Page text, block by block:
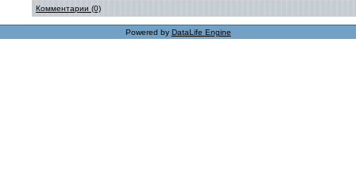
Комментарии (0)
Powered by DataLife Engine